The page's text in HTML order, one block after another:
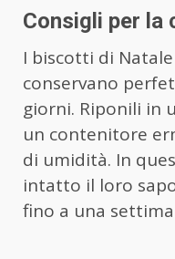
Consigli per la
I biscotti di
conservano
giorni. Riponili in
un contenitore
di umidità. In
intatto il loro
fino a una